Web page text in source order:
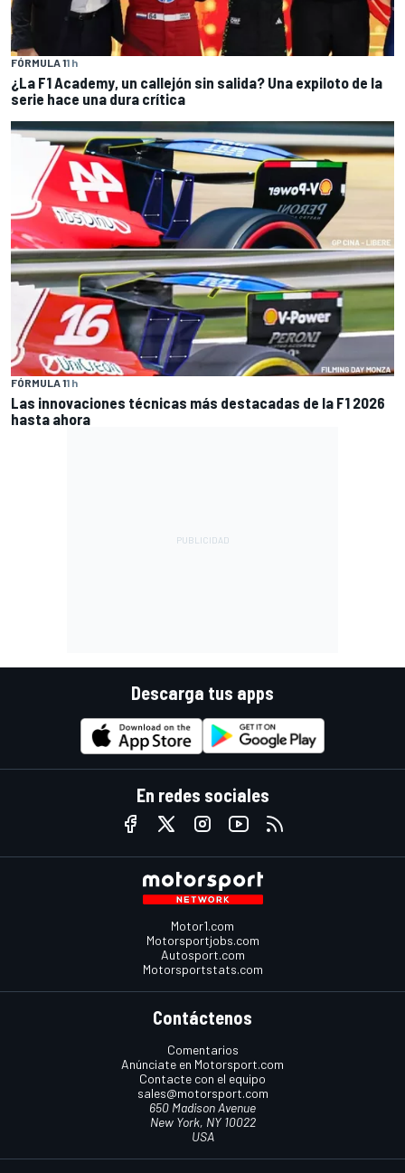
FÓRMULA 11 h
¿La F1 Academy, un callejón sin salida? Una expiloto de la
serie hace una dura crítica
FÓRMULA 11 h
Las innovaciones técnicas más destacadas de la F1 2026
hasta ahora
Descarga tus apps
En redes sociales
Motor1.com
Motorsportjobs.com
Autosport.com
Motorsportstats.com
Contáctenos
Comentarios
Anúnciate en Motorsport.com
Contacte con el equipo
sales@motorsport.com
650 Madison Avenue
New York, NY 10022
USA